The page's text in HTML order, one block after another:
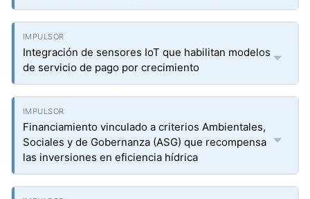
Integración de sensores IoT que habilitan modelos
de servicio de pago por crecimiento
Financiamiento vinculado a criterios Ambientales,
Sociales y de Gobernanza (ASG) que recompensa
las inversiones en eficiencia hídrica